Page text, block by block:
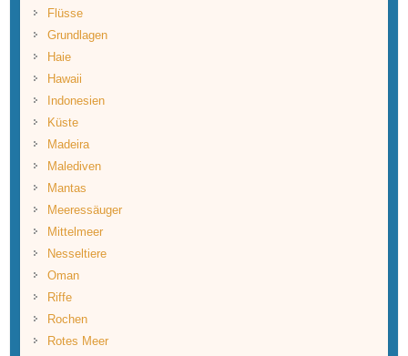
Flüsse
Grundlagen
Haie
Hawaii
Indonesien
Küste
Madeira
Malediven
Mantas
Meeressäuger
Mittelmeer
Nesseltiere
Oman
Riffe
Rochen
Rotes Meer